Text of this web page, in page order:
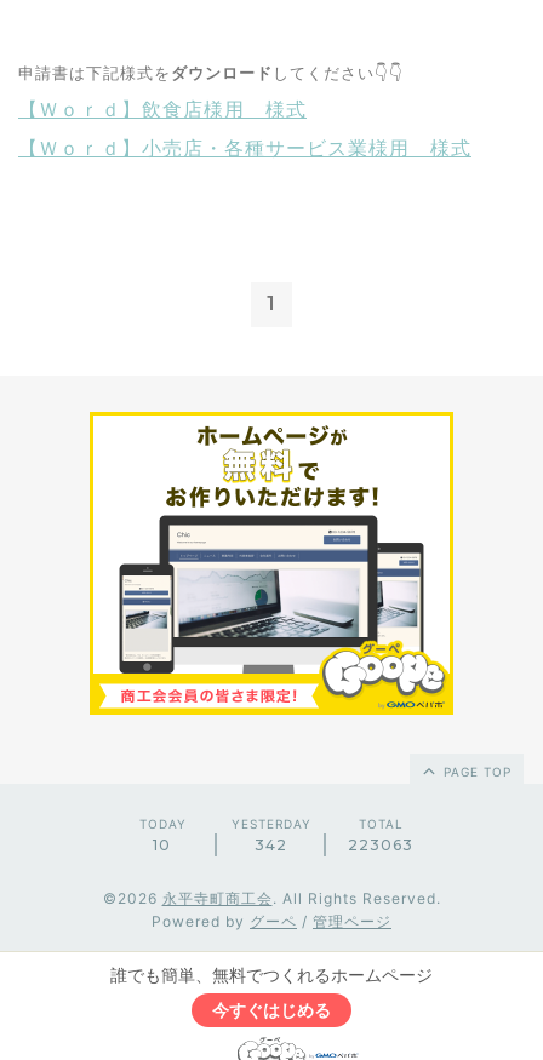
申請書は下記様式をダウンロード してください👇👇
【Ｗｏｒｄ】飲食店様用 様式
【Ｗｏｒｄ】小売店・各種サービス業様用 様式
1
PAGE TOP
TODAY
10
YESTERDAY
342
TOTAL
223063
©2026 永平寺町商工会. All Rights Reserved.
Powered by グーペ / 管理ページ
誰でも簡単、無料でつくれるホームページ
今すぐはじめる